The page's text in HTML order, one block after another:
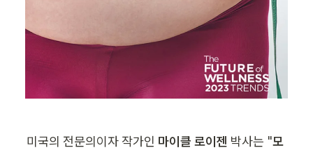
미국의 전문의이자 작가인 마이클 로이젠 박사는 "모